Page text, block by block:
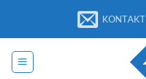
innehåll
KONTAKT